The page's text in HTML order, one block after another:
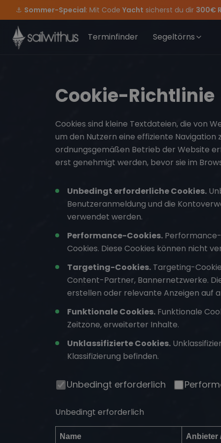
Skip to content
⚓ Sommer-Special: Mit Code Yacht sicherst du dir 300€
Sichere Dir jetztDein Meilenbuch und Deine sailwithus-
Verpass keineTörn-Updates, Insider-Tippsund exklusive
Season Closing Party 2026!Die Saison war legendär – wir
Terminfinder Segeltörns
Cookie-Richtlinie
Cookies sind kleine Textdateien, die von
um den Nutzern eine effiziente Navigation
ordnungsgemäßen Betrieb der Website
erst genehmigt werden, bevor sie im
Unbedingt erforderliche Cookies.
Benutzeranmeldung und die
verwendet werden.
Performance-Cookies.
Cookies. Diese Cookies können nicht
Targeting-Cookies. Targeting-
Content-Partner, Bannernetzwerke.
erstellen oder relevante Anzeigen auf
Funktionale Cookies. Funktionale
Zeitzone, erweiterter Inhalte.
Unklassifizierte Cookies.
Klassifizierung befinden.
Unbedingt erforderlich
Unbedingt erforderlich
Name Anbieter